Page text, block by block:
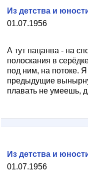
01.07.1956
Из детства и
А тут пацанва - на
полоскания в
под ним, на потоке.
предыдущие
плавать не умеешь,
01.07.1956
Из детства и